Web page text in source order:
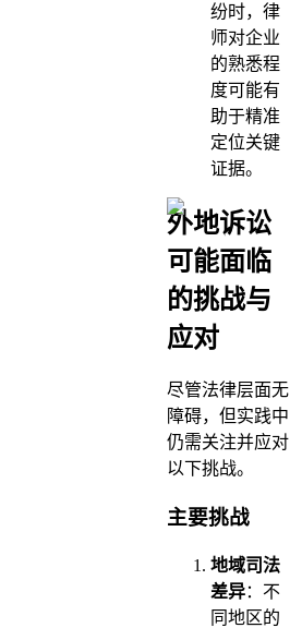
纷时，律
师对企业
的熟悉程
度可能有
助于精准
定位关键
证据。
外地诉讼
可能面临
的挑战与
应对
尽管法律层面无
障碍，但实践中
仍需关注并应对
以下挑战。
主要挑战
地域司法
差异：不
同地区的